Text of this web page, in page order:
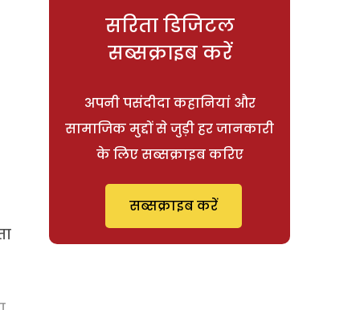
सरिता डिजिटल
सब्सक्राइब करें
अपनी पसंदीदा कहानियां और
सामाजिक मुद्दों से जुड़ी हर जानकारी
के लिए सब्सक्राइब करिए
सब्सक्राइब करें